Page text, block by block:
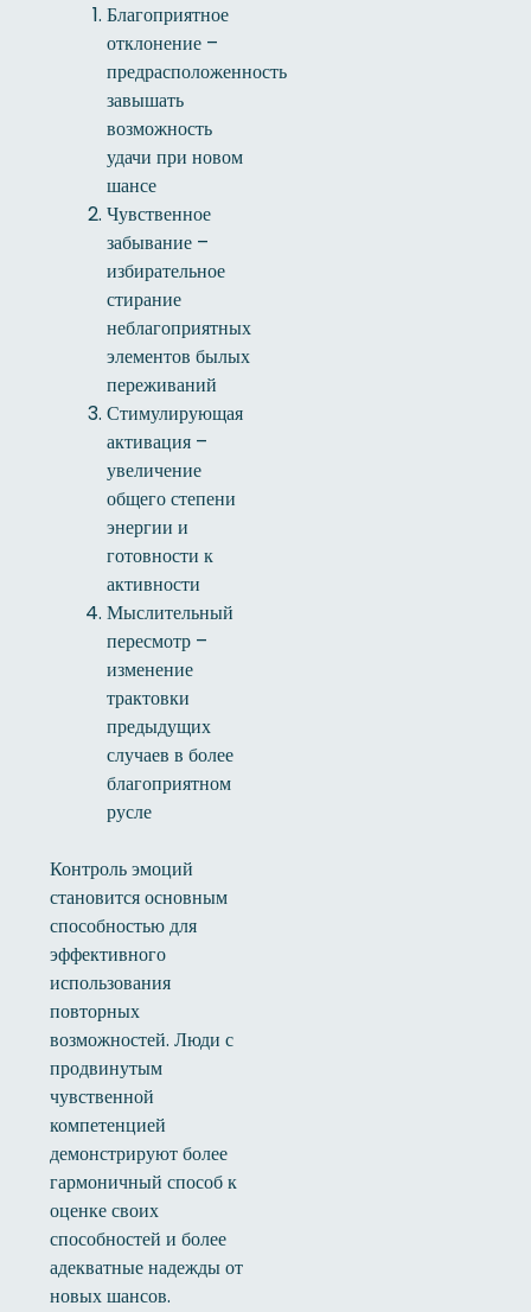
Благоприятное
отклонение –
предрасположенность
завышать
возможность
удачи при новом
шансе
Чувственное
забывание –
избирательное
стирание
неблагоприятных
элементов былых
переживаний
Стимулирующая
активация –
увеличение
общего степени
энергии и
готовности к
активности
Мыслительный
пересмотр –
изменение
трактовки
предыдущих
случаев в более
благоприятном
русле
Контроль эмоций
становится основным
способностью для
эффективного
использования
повторных
возможностей. Люди с
продвинутым
чувственной
компетенцией
демонстрируют более
гармоничный способ к
оценке своих
способностей и более
адекватные надежды от
новых шансов.